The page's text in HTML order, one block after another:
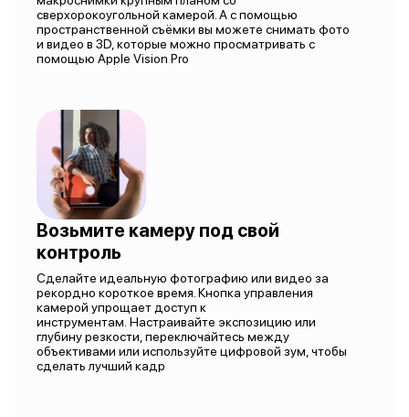
сверхорокоугольной камерой. А с помощью
пространственной съёмки вы можете снимать фото
и видео в 3D, которые можно просматривать с
помощью Apple Vision Pro
Возьмите камеру под свой
контроль
Сделайте идеальную фотографию или видео за
рекордно короткое время. Кнопка управления
камерой упрощает доступ к
инструментам. Настраивайте экспозицию или
глубину резкости, переключайтесь между
объективами или используйте цифровой зум, чтобы
сделать лучший кадр